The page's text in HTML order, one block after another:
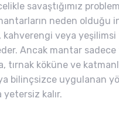
savaştığımız
neden olduğu
kahverengi veya
Ancak mantar
tırnak köküne ve
bilinçsizce uygulanan
kalır.